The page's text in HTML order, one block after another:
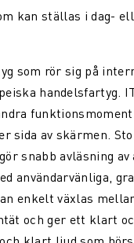
kan ställas i dag-
som rör sig på
handelsfartyg.
sida av skärmen.
snabb avläsning
användarvänliga,
enkelt växlas
och ger ett klart